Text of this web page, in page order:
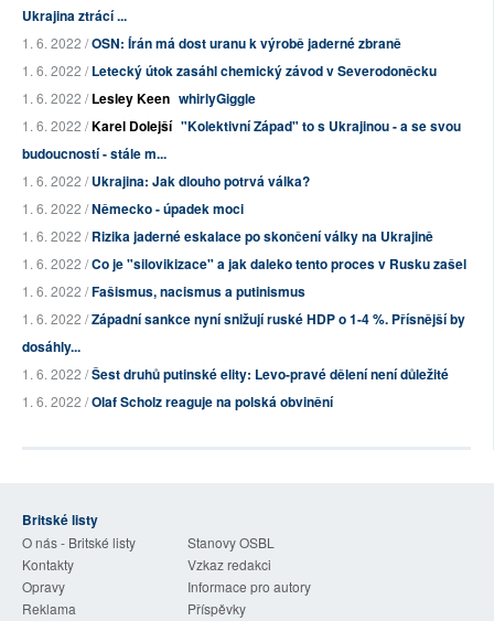
Ukrajina ztrácí ...
1. 6. 2022 /OSN: Írán má dost uranu k výrobě jaderné zbraně
1. 6. 2022 /Letecký útok zasáhl chemický závod v Severodoněcku
1. 6. 2022 /Lesley Keen whirlyGiggle
1. 6. 2022 /Karel Dolejší "Kolektivní Západ" to s Ukrajinou - a se svou
budoucností - stále m...
1. 6. 2022 /Ukrajina: Jak dlouho potrvá válka?
1. 6. 2022 /Německo - úpadek moci
1. 6. 2022 /Rizika jaderné eskalace po skončení války na Ukrajině
1. 6. 2022 /Co je "silovikizace" a jak daleko tento proces v Rusku zašel
1. 6. 2022 /Fašismus, nacismus a putinismus
1. 6. 2022 /Západní sankce nyní snižují ruské HDP o 1-4 %. Přísnější by
dosáhly...
1. 6. 2022 /Šest druhů putinské elity: Levo-pravé dělení není důležité
1. 6. 2022 /Olaf Scholz reaguje na polská obvinění
Britské listy
O nás - Britské listy
Stanovy OSBL
Kontakty
Vzkaz redakci
Opravy
Informace pro autory
Reklama
Příspěvky